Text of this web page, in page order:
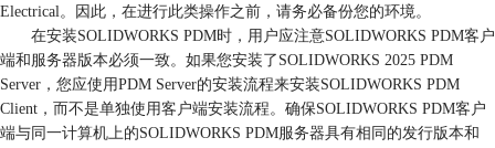
Electrical。因此，在进行此类操作之前，请务必备份您的环境。
在安装SOLIDWORKS PDM时，用户应注意SOLIDWORKS PDM客户
端和服务器版本必须一致。如果您安装了SOLIDWORKS 2025 PDM
Server，您应使用PDM Server的安装流程来安装SOLIDWORKS PDM
Client，而不是单独使用客户端安装流程。确保SOLIDWORKS PDM客户
端与同一计算机上的SOLIDWORKS PDM服务器具有相同的发行版本和